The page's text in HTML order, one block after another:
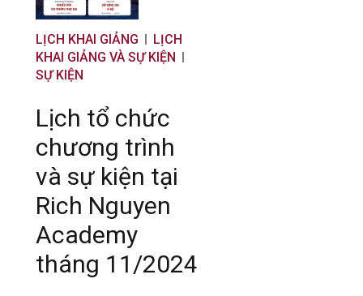
LỊCH KHAI GIẢNG
LỊCH
KHAI GIẢNG VÀ SỰ KIỆN
SỰ KIỆN
Lịch tổ chức
chương trình
và sự kiện tại
Rich Nguyen
Academy
tháng 11/2024